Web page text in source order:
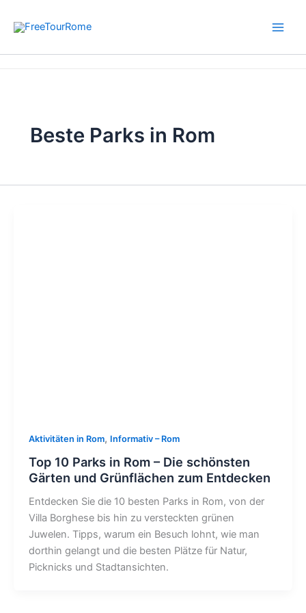
Inhalt
Beste Parks in Rom
Aktivitäten in Rom, Informativ – Rom
Top 10 Parks in Rom – Die schönsten
Gärten und Grünflächen zum Entdecken
Entdecken Sie die 10 besten Parks in Rom, von der
Villa Borghese bis hin zu versteckten grünen
Juwelen. Tipps, warum ein Besuch lohnt, wie man
dorthin gelangt und die besten Plätze für Natur,
Picknicks und Stadtansichten.